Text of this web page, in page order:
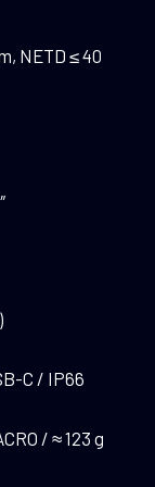
NETD ≤ 40
C / IP66
/ ≈ 123 g